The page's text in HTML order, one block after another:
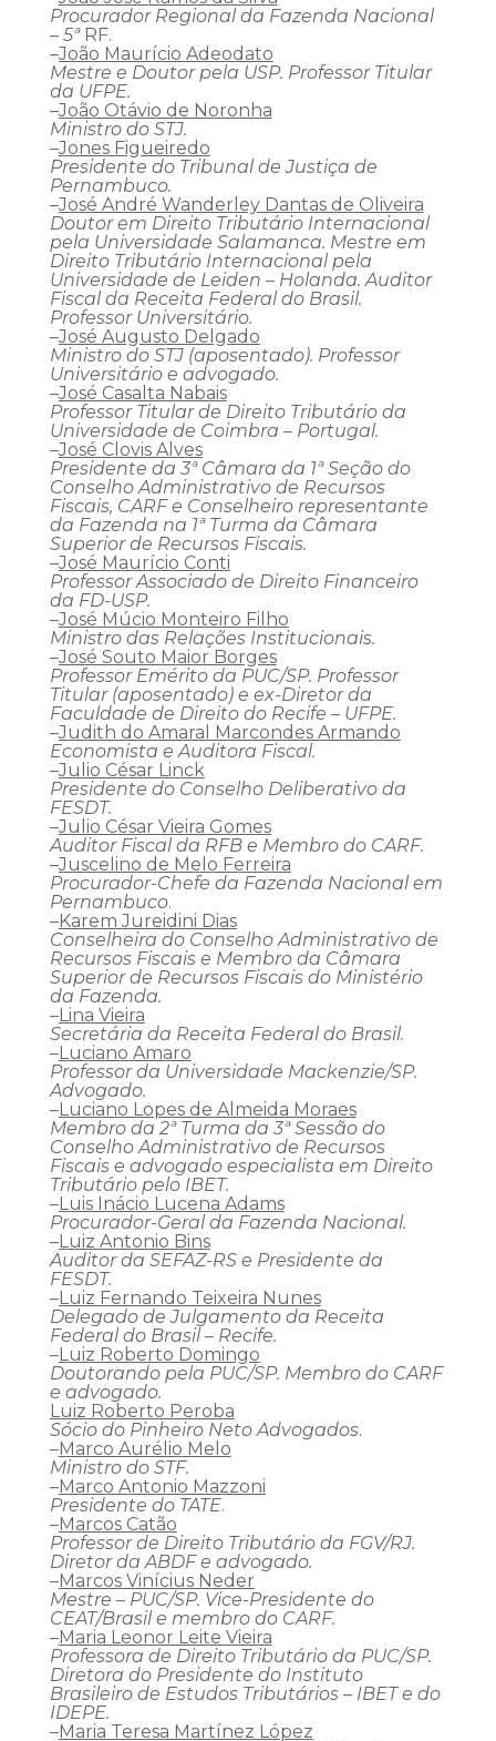
Procurador Regional da Fazenda Nacional
– 5ªRF.
–João Maurício Adeodato
Mestre e Doutor pela USP. Professor Titular
da UFPE.
–João Otávio de Noronha
Ministro do STJ.
–Jones Figueiredo
Presidente do Tribunal de Justiça de
Pernambuco.
–José André Wanderley Dantas de Oliveira
Doutor em Direito Tributário Internacional
pela Universidade Salamanca. Mestre em
Direito Tributário Internacional pela
Universidade de Leiden – Holanda. Auditor
Fiscal da Receita Federal do Brasil.
Professor Universitário.
–José Augusto Delgado
Ministro do STJ (aposentado). Professor
Universitário e advogado.
–José Casalta Nabais
Professor Titular de Direito Tributário da
Universidade de Coimbra – Portugal.
–José Clovis Alves
Presidente da 3ª Câmara da 1ª Seção do
Conselho Administrativo de Recursos
Fiscais, CARF e Conselheiro representante
da Fazenda na 1ª Turma da Câmara
Superior de Recursos Fiscais.
–José Maurício Conti
Professor Associado de Direito Financeiro
da FD-USP.
–José Múcio Monteiro Filho
Ministro das Relações Institucionais.
–José Souto Maior Borges
Professor Emérito da PUC/SP. Professor
Titular (aposentado) e ex-Diretor da
Faculdade de Direito do Recife – UFPE.
–Judith do Amaral Marcondes Armando
Economista e Auditora Fiscal.
–Julio César Linck
Presidente do Conselho Deliberativo da
FESDT.
–Julio César Vieira Gomes
Auditor Fiscal da RFB e Membro do CARF.
–Juscelino de Melo Ferreira
Procurador-Chefe da Fazenda Nacional em
Pernambuco.
–Karem Jureidini Dias
Conselheira do Conselho Administrativo de
Recursos Fiscais e Membro da Câmara
Superior de Recursos Fiscais do Ministério
da Fazenda.
–Lina Vieira
Secretária da Receita Federal do Brasil.
–Luciano Amaro
Professor da Universidade Mackenzie/SP.
Advogado.
–Luciano Lopes de Almeida Moraes
Membro da 2ª Turma da 3ª Sessão do
Conselho Administrativo de Recursos
Fiscais e advogado especialista em Direito
Tributário pelo IBET.
–Luis Inácio Lucena Adams
Procurador-Geral da Fazenda Nacional.
–Luiz Antonio Bins
Auditor da SEFAZ-RS e Presidente da
FESDT.
–Luiz Fernando Teixeira Nunes
Delegado de Julgamento da Receita
Federal do Brasil – Recife.
–Luiz Roberto Domingo
Doutorando pela PUC/SP. Membro do CARF
e advogado.
Luiz Roberto Peroba
Sócio do Pinheiro Neto Advogados.
–Marco Aurélio Melo
Ministro do STF.
–Marco Antonio Mazzoni
Presidente do TATE.
–Marcos Catão
Professor de Direito Tributário da FGV/RJ.
Diretor da ABDF e advogado.
–Marcos Vinícius Neder
Mestre – PUC/SP. Vice-Presidente do
CEAT/Brasil e membro do CARF.
–Maria Leonor Leite Vieira
Professora de Direito Tributário da PUC/SP.
Diretora do Presidente do Instituto
Brasileiro de Estudos Tributários – IBET e do
IDEPE.
–Maria Teresa Martínez López